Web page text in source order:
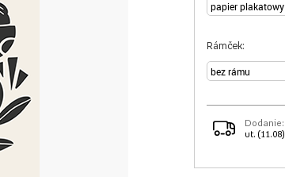
Rámček:
Dodanie:
ut. (11.08)